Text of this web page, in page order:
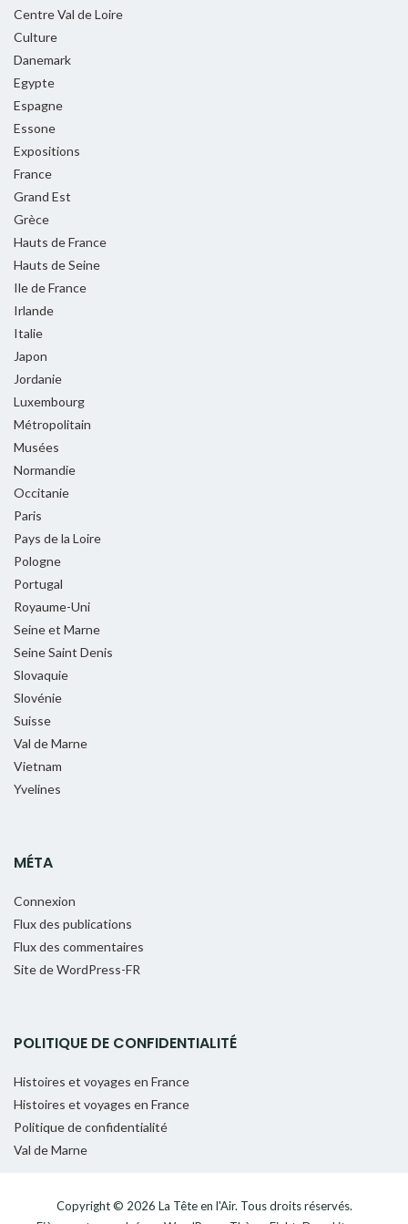
Centre Val de Loire
Culture
Danemark
Egypte
Espagne
Essone
Expositions
France
Grand Est
Grèce
Hauts de France
Hauts de Seine
Ile de France
Irlande
Italie
Japon
Jordanie
Luxembourg
Métropolitain
Musées
Normandie
Occitanie
Paris
Pays de la Loire
Pologne
Portugal
Royaume-Uni
Seine et Marne
Seine Saint Denis
Slovaquie
Slovénie
Suisse
Val de Marne
Vietnam
Yvelines
MÉTA
Connexion
Flux des publications
Flux des commentaires
Site de WordPress-FR
POLITIQUE DE CONFIDENTIALITÉ
Histoires et voyages en France
Histoires et voyages en France
Politique de confidentialité
Val de Marne
Copyright © 2026 La Tête en l'Air. Tous droits réservés.